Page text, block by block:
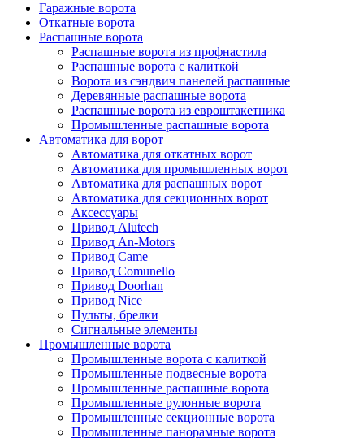
Гаражные ворота
Откатные ворота
Распашные ворота
Распашные ворота из профнастила
Распашные ворота с калиткой
Ворота из сэндвич панелей распашные
Деревянные распашные ворота
Распашные ворота из евроштакетника
Промышленные распашные ворота
Автоматика для ворот
Автоматика для откатных ворот
Автоматика для промышленных ворот
Автоматика для распашных ворот
Автоматика для секционных ворот
Аксессуары
Привод Alutech
Привод An-Motors
Привод Came
Привод Comunello
Привод Doorhan
Привод Nice
Пульты, брелки
Сигнальные элементы
Промышленные ворота
Промышленные ворота с калиткой
Промышленные подвесные ворота
Промышленные распашные ворота
Промышленные рулонные ворота
Промышленные секционные ворота
Промышленные панорамные ворота